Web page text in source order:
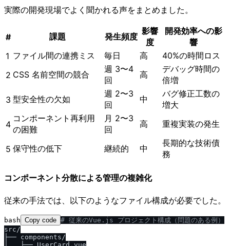
実際の開発現場でよく聞かれる声をまとめました。
# 課題 発生頻度
影響
度
開発効率への影
響
1 ファイル間の連携ミス 毎日 高
40%の時間ロス
2 CSS 名前空間の競合
週 3〜4
回
高
デバッグ時間の
倍増
3 型安全性の欠如
週 2〜3
回
中
バグ修正工数の
増大
4
コンポーネント再利用
の困難
月 2〜3
回
高 重複実装の発生
5 保守性の低下 継続的 中
長期的な技術債
務
コンポーネント分散による管理の複雑化
従来の手法では、以下のようなファイル構成が必要でした。
bash Copy code # 従来のVue.js プロジェクト構成（問題のある例）
src/
├── components/